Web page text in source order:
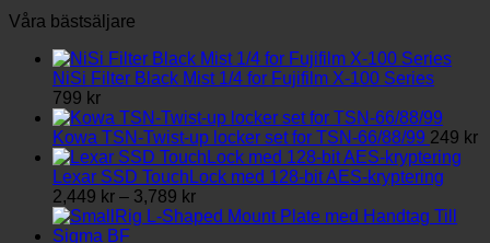
Våra bästsäljare
NiSi Filter Black Mist 1/4 for Fujifilm X-100 Series
799 kr
Kowa TSN-Twist-up locker set for TSN-66/88/99 249 kr
Lexar SSD TouchLock med 128-bit AES-kryptering
2,449 kr – 3,789 krPrisintervall:
2,449 kr